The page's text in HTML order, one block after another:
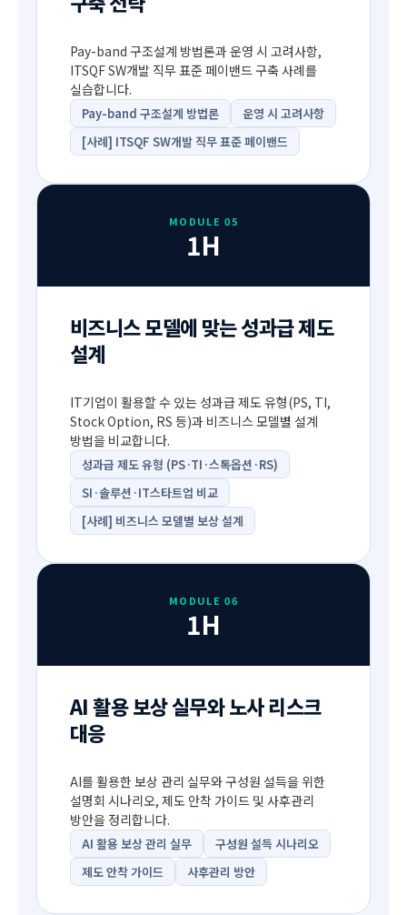
Pay-band 구조설계 방법론과 운영 시 고려사항,
ITSQF SW개발 직무 표준 페이밴드 구축 사례를
실습합니다.
Pay-band 구조설계 방법론
운영 시 고려사항
[사례] ITSQF SW개발 직무 표준 페이밴드
MODULE 05
1H
비즈니스 모델에 맞는 성과급 제도
설계
IT기업이 활용할 수 있는 성과급 제도 유형(PS, TI,
Stock Option, RS 등)과 비즈니스 모델별 설계
방법을 비교합니다.
성과급 제도 유형 (PS·TI·스톡옵션·RS)
SI·솔루션·IT스타트업 비교
[사례] 비즈니스 모델별 보상 설계
MODULE 06
1H
AI 활용 보상 실무와 노사 리스크
대응
AI를 활용한 보상 관리 실무와 구성원 설득을 위한
설명회 시나리오, 제도 안착 가이드 및 사후관리
방안을 정리합니다.
AI 활용 보상 관리 실무
구성원 설득 시나리오
제도 안착 가이드
사후관리 방안